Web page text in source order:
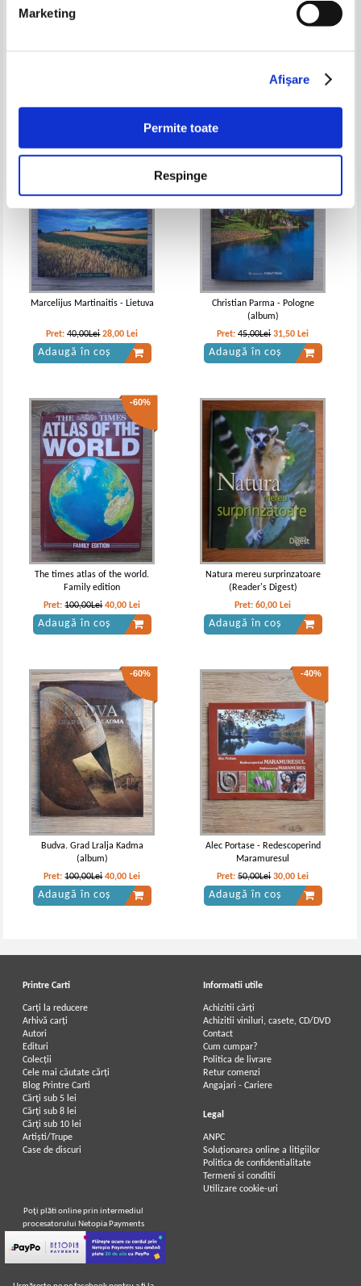
Marketing
Afişare
Permite toate
Respinge
Adaugă în coș
-30%
Marcelijus Martinaitis - Lietuva
Pret:40,00Lei 28,00 Lei
Adaugă în coș
Christian Parma - Pologne
(album)
Pret:45,00Lei 31,50 Lei
Adaugă în coș
-60%
The times atlas of the world.
Family edition
Pret:100,00Lei 40,00 Lei
Adaugă în coș
Natura mereu surprinzatoare
(Reader's Digest)
Pret:60,00 Lei
Adaugă în coș
-60%
Budva. Grad Lralja Kadma
(album)
Pret:100,00Lei 40,00 Lei
Adaugă în coș
-40%
Alec Portase - Redescoperind
Maramuresul
Pret:50,00Lei 30,00 Lei
Adaugă în coș
Printre Carti
Carți la reducere
Arhivă carți
Autori
Edituri
Colecții
Cele mai căutate cărți
Blog Printre Carti
Cărţi sub 5 lei
Cărţi sub 8 lei
Cărţi sub 10 lei
Artiști/Trupe
Case de discuri
Informatii utile
Achizitii cărți
Achizitii viniluri, casete, CD/DVD
Contact
Cum cumpar?
Politica de livrare
Retur comenzi
Angajari - Cariere
Legal
ANPC
Soluționarea online a litigiilor
Politica de confidentialitate
Termeni si conditii
Utilizare cookie-uri
Poţi plăti online prin intermediul
procesatorului Netopia Payments